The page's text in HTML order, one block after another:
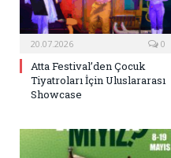
20.07.2026 0
Atta Festival’den Çocuk
Tiyatroları İçin Uluslararası
Showcase